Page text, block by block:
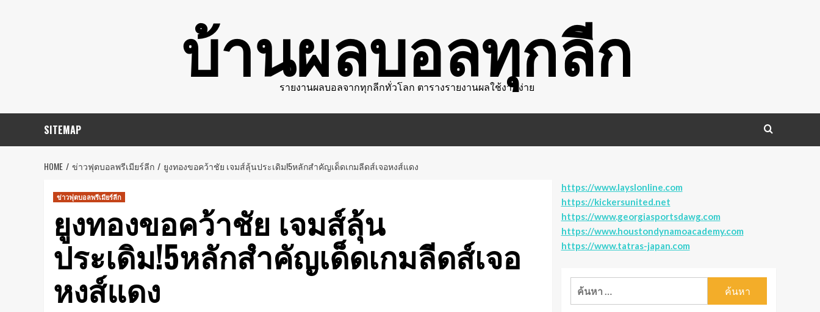
บ้านผลบอลทุกลีก
รายงานผลบอลจากทุกลีกทั่วโลก ตารางรายงานผลใช้งานง่าย
SITEMAP
HOME ข่าวฟุตบอลพรีเมียร์ลีก ยูงทองขอคว้าชัย เจมส์ลุ้นประเดิม!5หลักสำคัญเด็ดเกมลีดส์เจอหงส์แดง
ข่าวฟุตบอลพรีเมียร์ลีก
ยูงทองขอคว้าชัย เจมส์ลุ้น
ประเดิม!5หลักสำคัญเด็ดเกมลีดส์เจอ
หงส์แดง
https://www.layslonline.com
https://kickersunited.net
https://www.georgiasportsdawg.com
https://www.houstondynamoacademy.com
https://www.tatras-japan.com
ค้นหา